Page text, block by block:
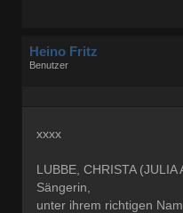
Heino Fritz
Benutzer
xxxx
LUBBE, CHRISTA (JULIA
Sängerin,
unter ihrem richtigen